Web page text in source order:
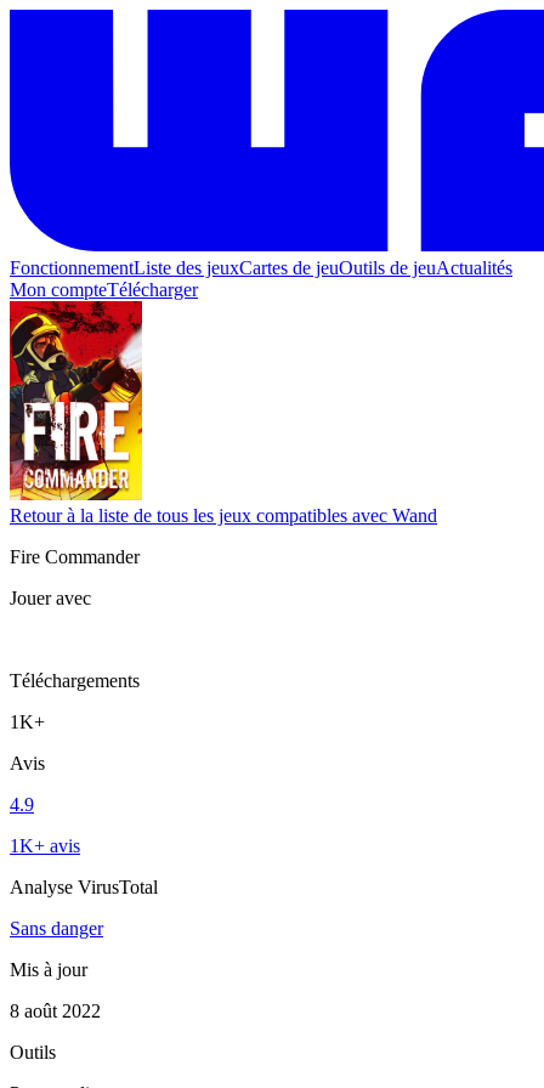
FonctionnementListe des jeuxCartes de jeuOutils de jeuActualités
Mon compteTélécharger
Retour à la liste de tous les jeux compatibles avec Wand
Fire Commander
Jouer avec
Téléchargements
1K+
Avis
4.9
1K+ avis
Analyse VirusTotal
Sans danger
Mis à jour
8 août 2022
Outils